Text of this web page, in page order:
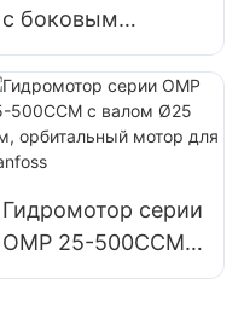
с боковым
масляным
портом,
орбитальный
гидромотор для
Гидромотор серии
OMP 25-500CCM с
валом Ø25 мм,